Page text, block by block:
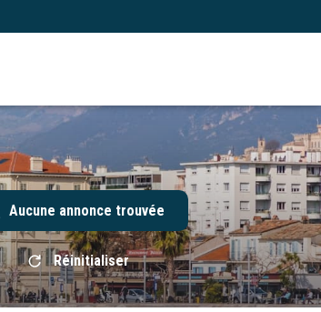
Aucune annonce trouvée
Réinitialiser